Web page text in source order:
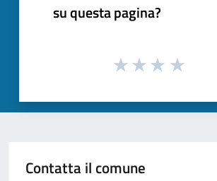
su questa pagina?
Contatta il comune